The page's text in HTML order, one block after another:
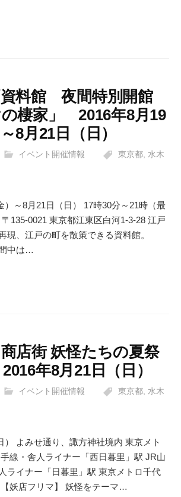
料館 夜間特別開館
の棲家」 2016年8月19
8月21日（日）
イベント開催情報 東京都, 水木
）～8月21日（日） 17時30分～21時（最
135-0021 東京都江東区白河1-3-28 江戸
現、江戸の町を散策できる資料館。
中は…
店街 妖怪たちの夏祭
年8月21日（日）
イベント開催情報 東京都, 水木
） よみせ通り、諏方神社境内 東京メト
線・舎人ライナー「西日暮里」駅 JR山
ライナー「日暮里」駅 東京メトロ千代
妖店フリマ】 妖怪をテーマ…